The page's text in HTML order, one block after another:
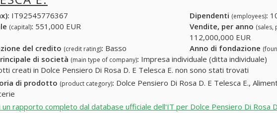
IT92545776367 Dipendenti (employees):
(capital): 551,000 EUR Vendite, per anno (sales,
112,000,000 EUR
del credito (credit rating): Basso Anno di fondazione
di società (main type of company): Impresa individuale (ditta individuale)
creati in Dolce Pensiero Di Rosa D. E Telesca E. non sono stati trovati
di prodotto (product category): Dolce Pensiero Di Rosa D. E Telesca E.,
rapporto completo dal database ufficiale dell'IT per Dolce Pensiero Di Rosa